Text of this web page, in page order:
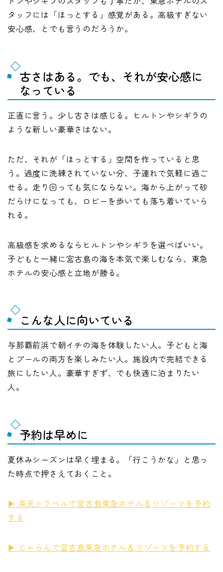
タッフには「ほっとする」感覚がある。高級すぎない
安心感、とでも言うのだろうか。
古さはある。でも、それが安心感に
なっている
正直に言う。少し古さは感じる。ヒルトンやシギラの
ような新しい豪華さはない。
ただ、それが「ほっとする」空間を作っていると思
う。過度に洗練されていない分、子連れで気軽に過ご
せる。走り回っても気にならない。海から上がって砂
だらけになっても、ロビーを歩いても落ち着いていら
れる。
高級感を求めるならヒルトンやシギラを選べばいい。
子どもと一緒に宮古島の海を本気で楽しむなら、東急
ホテルの安心感と立地が勝る。
こんな人に向いている
与那覇前浜で朝イチの海を体験したい人。子どもと海
とプールの両方を楽しみたい人。施設内で完結できる
旅にしたい人。豪華すぎず、でも快適に泊まりたい
人。
予約は早めに
夏休みシーズンは早く埋まる。「行こうかな」と思っ
た時点で押さえておくこと。
▶ 楽天トラベルで宮古島東急ホテル＆リゾーツを予約
する
▶ じゃらんで宮古島東急ホテル＆リゾーツを予約する